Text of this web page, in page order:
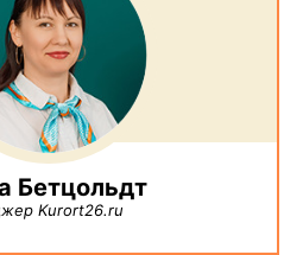
Бетцольдт
Kurort26.ru